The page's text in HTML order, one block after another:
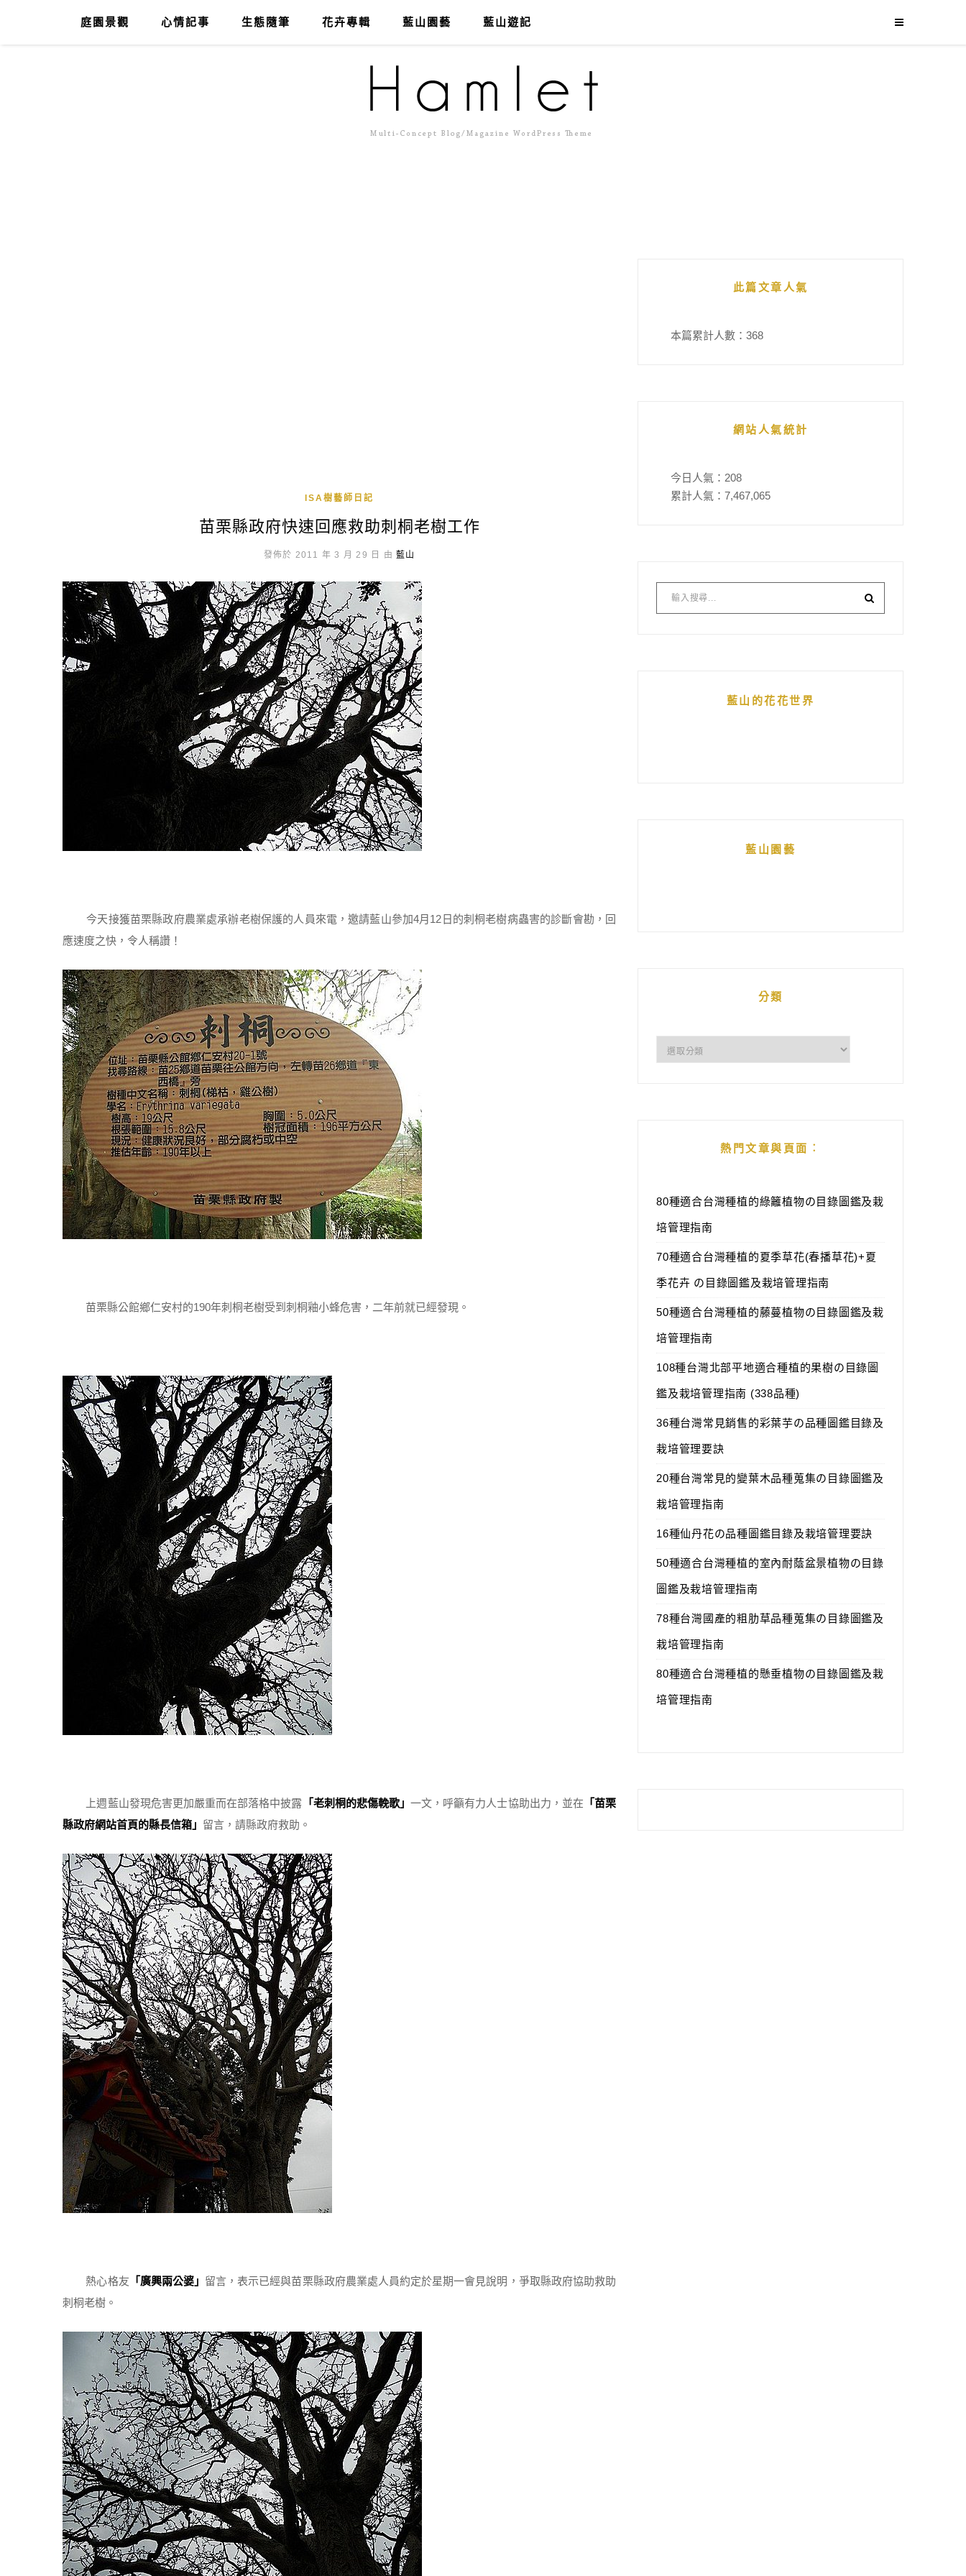
庭園景觀 心情記事 生態隨筆 花卉專輯 藍山園藝 藍山遊記
ISA樹藝師日記
苗栗縣政府快速回應救助刺桐老樹工作
發佈於 2011 年 3 月 29 日 由 藍山
今天接獲苗栗縣政府農業處承辦老樹保護的人員來電，邀請藍山參加4月12日的刺桐老樹病蟲害的診斷會勘，回
應速度之快，令人稱讚！
苗栗縣公館鄉仁安村的190年刺桐老樹受到刺桐釉小蜂危害，二年前就已經發現。
上週藍山發現危害更加嚴重而在部落格中披露 「老刺桐的悲傷輓歌」一文，呼籲有力人士協助出力，並在 「苗栗
縣政府網站首頁的縣長信箱」 留言，請縣政府救助。
熱心格友 「廣興兩公婆」 留言，表示已經與苗栗縣政府農業處人員約定於星期一會見說明，爭取縣政府協助救助
刺桐老樹。
此篇文章人氣
本篇累計人數： 368
網站人氣統計
今日人氣： 208
累計人氣： 7,467,065
藍山的花花世界
藍山園藝
分類
熱門文章與頁面︰
80種適合台灣種植的綠籬植物の目錄圖鑑及栽
培管理指南
70種適合台灣種植的夏季草花(春播草花)+夏
季花卉 の目錄圖鑑及栽培管理指南
50種適合台灣種植的藤蔓植物の目錄圖鑑及栽
培管理指南
108種台灣北部平地適合種植的果樹の目錄圖
鑑及栽培管理指南 (338品種)
36種台灣常見銷售的彩葉芋の品種圖鑑目錄及
栽培管理要訣
20種台灣常見的變葉木品種蒐集の目錄圖鑑及
栽培管理指南
16種仙丹花の品種圖鑑目錄及栽培管理要訣
50種適合台灣種植的室內耐蔭盆景植物の目錄
圖鑑及栽培管理指南
78種台灣國產的粗肋草品種蒐集の目錄圖鑑及
栽培管理指南
80種適合台灣種植的懸垂植物の目錄圖鑑及栽
培管理指南